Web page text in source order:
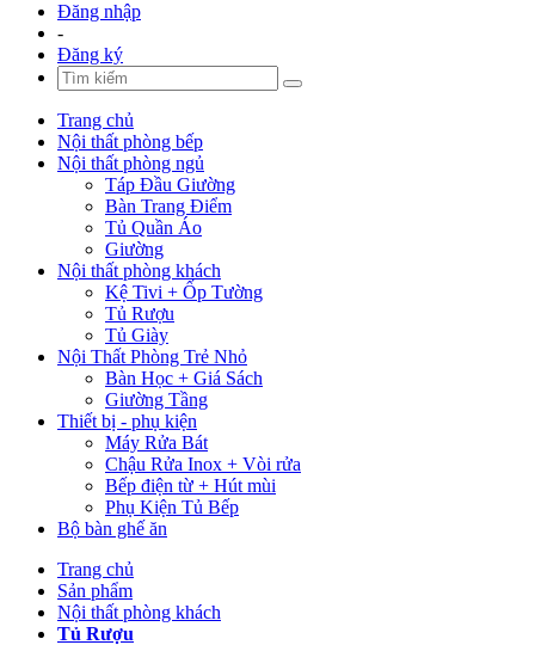
Đăng nhập
-
Đăng ký
Trang chủ
Nội thất phòng bếp
Nội thất phòng ngủ
Táp Đầu Giường
Bàn Trang Điểm
Tủ Quần Áo
Giường
Nội thất phòng khách
Kệ Tivi + Ốp Tường
Tủ Rượu
Tủ Giày
Nội Thất Phòng Trẻ Nhỏ
Bàn Học + Giá Sách
Giường Tầng
Thiết bị - phụ kiện
Máy Rửa Bát
Chậu Rửa Inox + Vòi rửa
Bếp điện từ + Hút mùi
Phụ Kiện Tủ Bếp
Bộ bàn ghế ăn
Trang chủ
Sản phẩm
Nội thất phòng khách
Tủ Rượu